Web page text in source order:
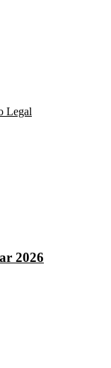
Legal
2026